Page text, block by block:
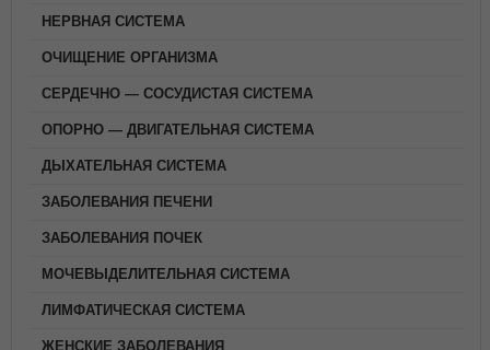
НЕРВНАЯ СИСТЕМА
ОЧИЩЕНИЕ ОРГАНИЗМА
СЕРДЕЧНО — СОСУДИСТАЯ СИСТЕМА
ОПОРНО — ДВИГАТЕЛЬНАЯ СИСТЕМА
ДЫХАТЕЛЬНАЯ СИСТЕМА
ЗАБОЛЕВАНИЯ ПЕЧЕНИ
ЗАБОЛЕВАНИЯ ПОЧЕК
МОЧЕВЫДЕЛИТЕЛЬНАЯ СИСТЕМА
ЛИМФАТИЧЕСКАЯ СИСТЕМА
ЖЕНСКИЕ ЗАБОЛЕВАНИЯ